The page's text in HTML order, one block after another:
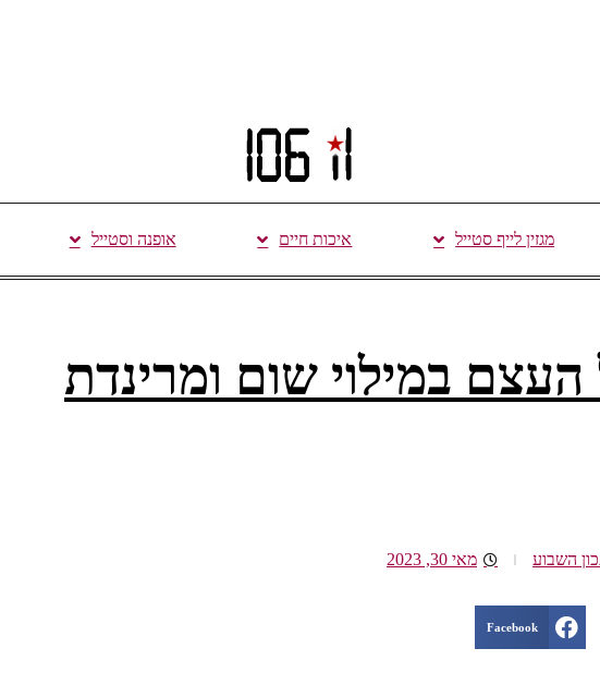
מגזין לייף סטייל איכות חיים אופנה וסטייל
העצם במילוי שום ומרינדת
השבוע מאי 30, 2023
Facebook